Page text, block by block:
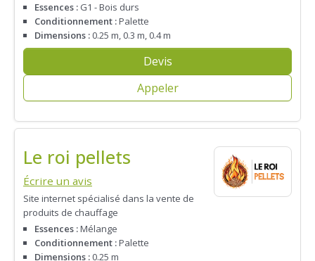
Essences : G1 - Bois durs
Conditionnement :Palette
Dimensions : 0.25 m, 0.3 m, 0.4 m
Devis
Appeler
Le roi pellets
Écrire un avis
Site internet spécialisé dans la vente de
produits de chauffage
Essences :Mélange
Conditionnement :Palette
Dimensions : 0.25 m